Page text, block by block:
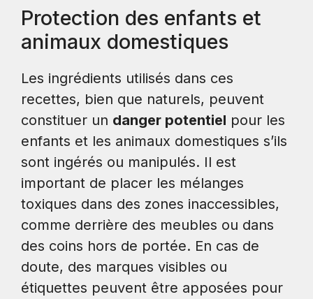
Protection des enfants et
animaux domestiques
Les ingrédients utilisés dans ces
recettes, bien que naturels, peuvent
constituer un danger potentiel pour les
enfants et les animaux domestiques s’ils
sont ingérés ou manipulés. Il est
important de placer les mélanges
toxiques dans des zones inaccessibles,
comme derrière des meubles ou dans
des coins hors de portée. En cas de
doute, des marques visibles ou
étiquettes peuvent être apposées pour